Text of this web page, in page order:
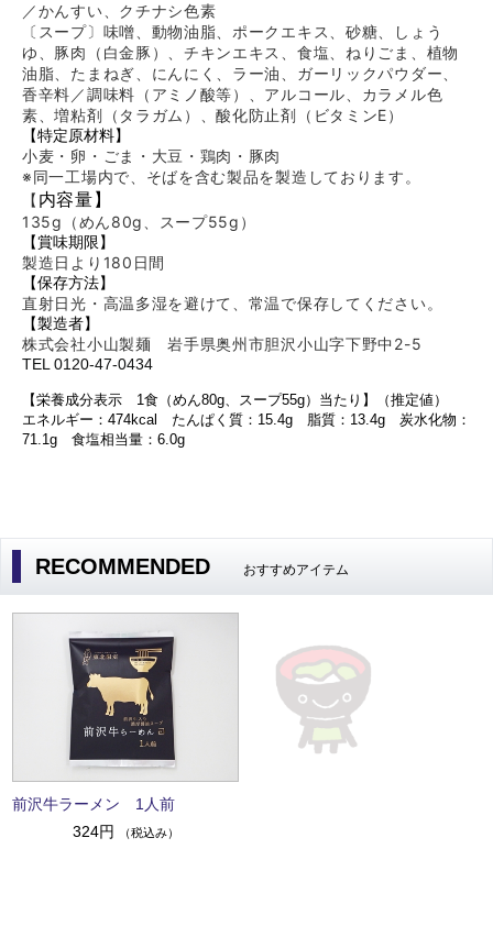
／かんすい、クチナシ色素
〔スープ〕味噌、動物油脂、ポークエキス、砂糖、しょう
ゆ、豚肉（白金豚）、チキンエキス、食塩、ねりごま、植物
油脂、たまねぎ、にんにく、ラー油、ガーリックパウダー、
香辛料／調味料（アミノ酸等）、アルコール、カラメル色
素、増粘剤（タラガム）、酸化防止剤（ビタミンE）
【特定原材料】
小麦・卵・ごま・大豆・鶏肉・豚肉
※同一工場内で、そばを含む製品を製造しております。
【 内容量】
135g（めん80g、スープ55g）
【賞味期限】
製造日より180 日間
【保存方法】
直射日光・高温多湿を避けて、常温で保存してください。
【製造者】
株式会社小山製麺 岩手県奥州市胆沢小山字下野中2-5
TEL 0120-47-0434
【栄養成分表示 1食（めん80g、スープ55g）当たり】
（推定値）
エネルギー：474kcal たんぱく質：15.4g 脂質：13.4g 炭水化物：
71.1g 食塩相当量：6.0g
RECOMMENDED おすすめアイテム
前沢牛ラーメン 1人前
324円
（税込み）